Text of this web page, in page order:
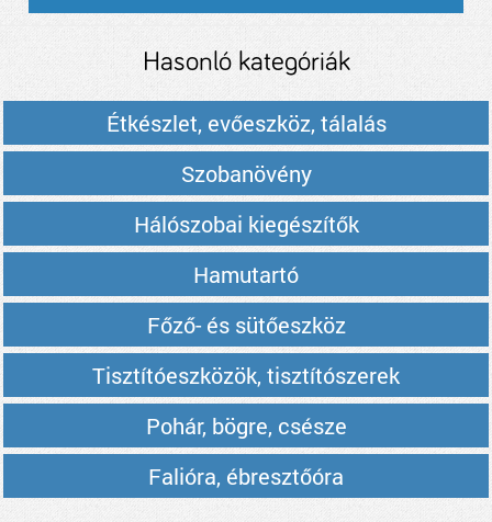
Hasonló kategóriák
Étkészlet, evőeszköz, tálalás
Szobanövény
Hálószobai kiegészítők
Hamutartó
Főző- és sütőeszköz
Tisztítóeszközök, tisztítószerek
Pohár, bögre, csésze
Falióra, ébresztőóra